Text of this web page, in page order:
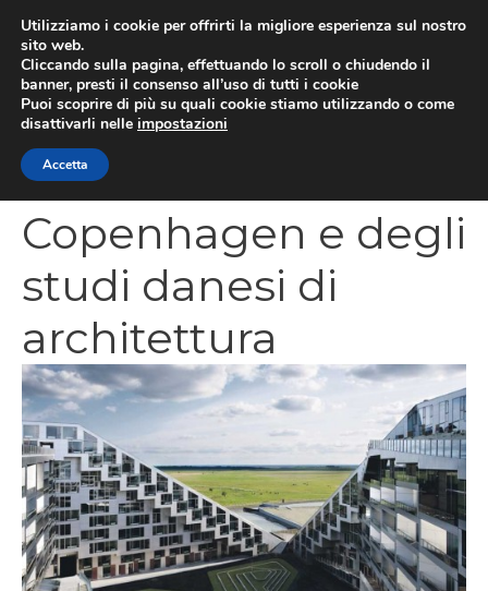
contenuto
L’eccellenza di
Copenhagen e degli
studi danesi di
architettura
Utilizziamo i cookie per offrirti la migliore esperienza sul nostro
sito web.
Cliccando sulla pagina, effettuando lo scroll o chiudendo il
banner, presti il consenso all’uso di tutti i cookie
Puoi scoprire di più su quali cookie stiamo utilizzando o come
disattivarli nelle impostazioni
Accetta